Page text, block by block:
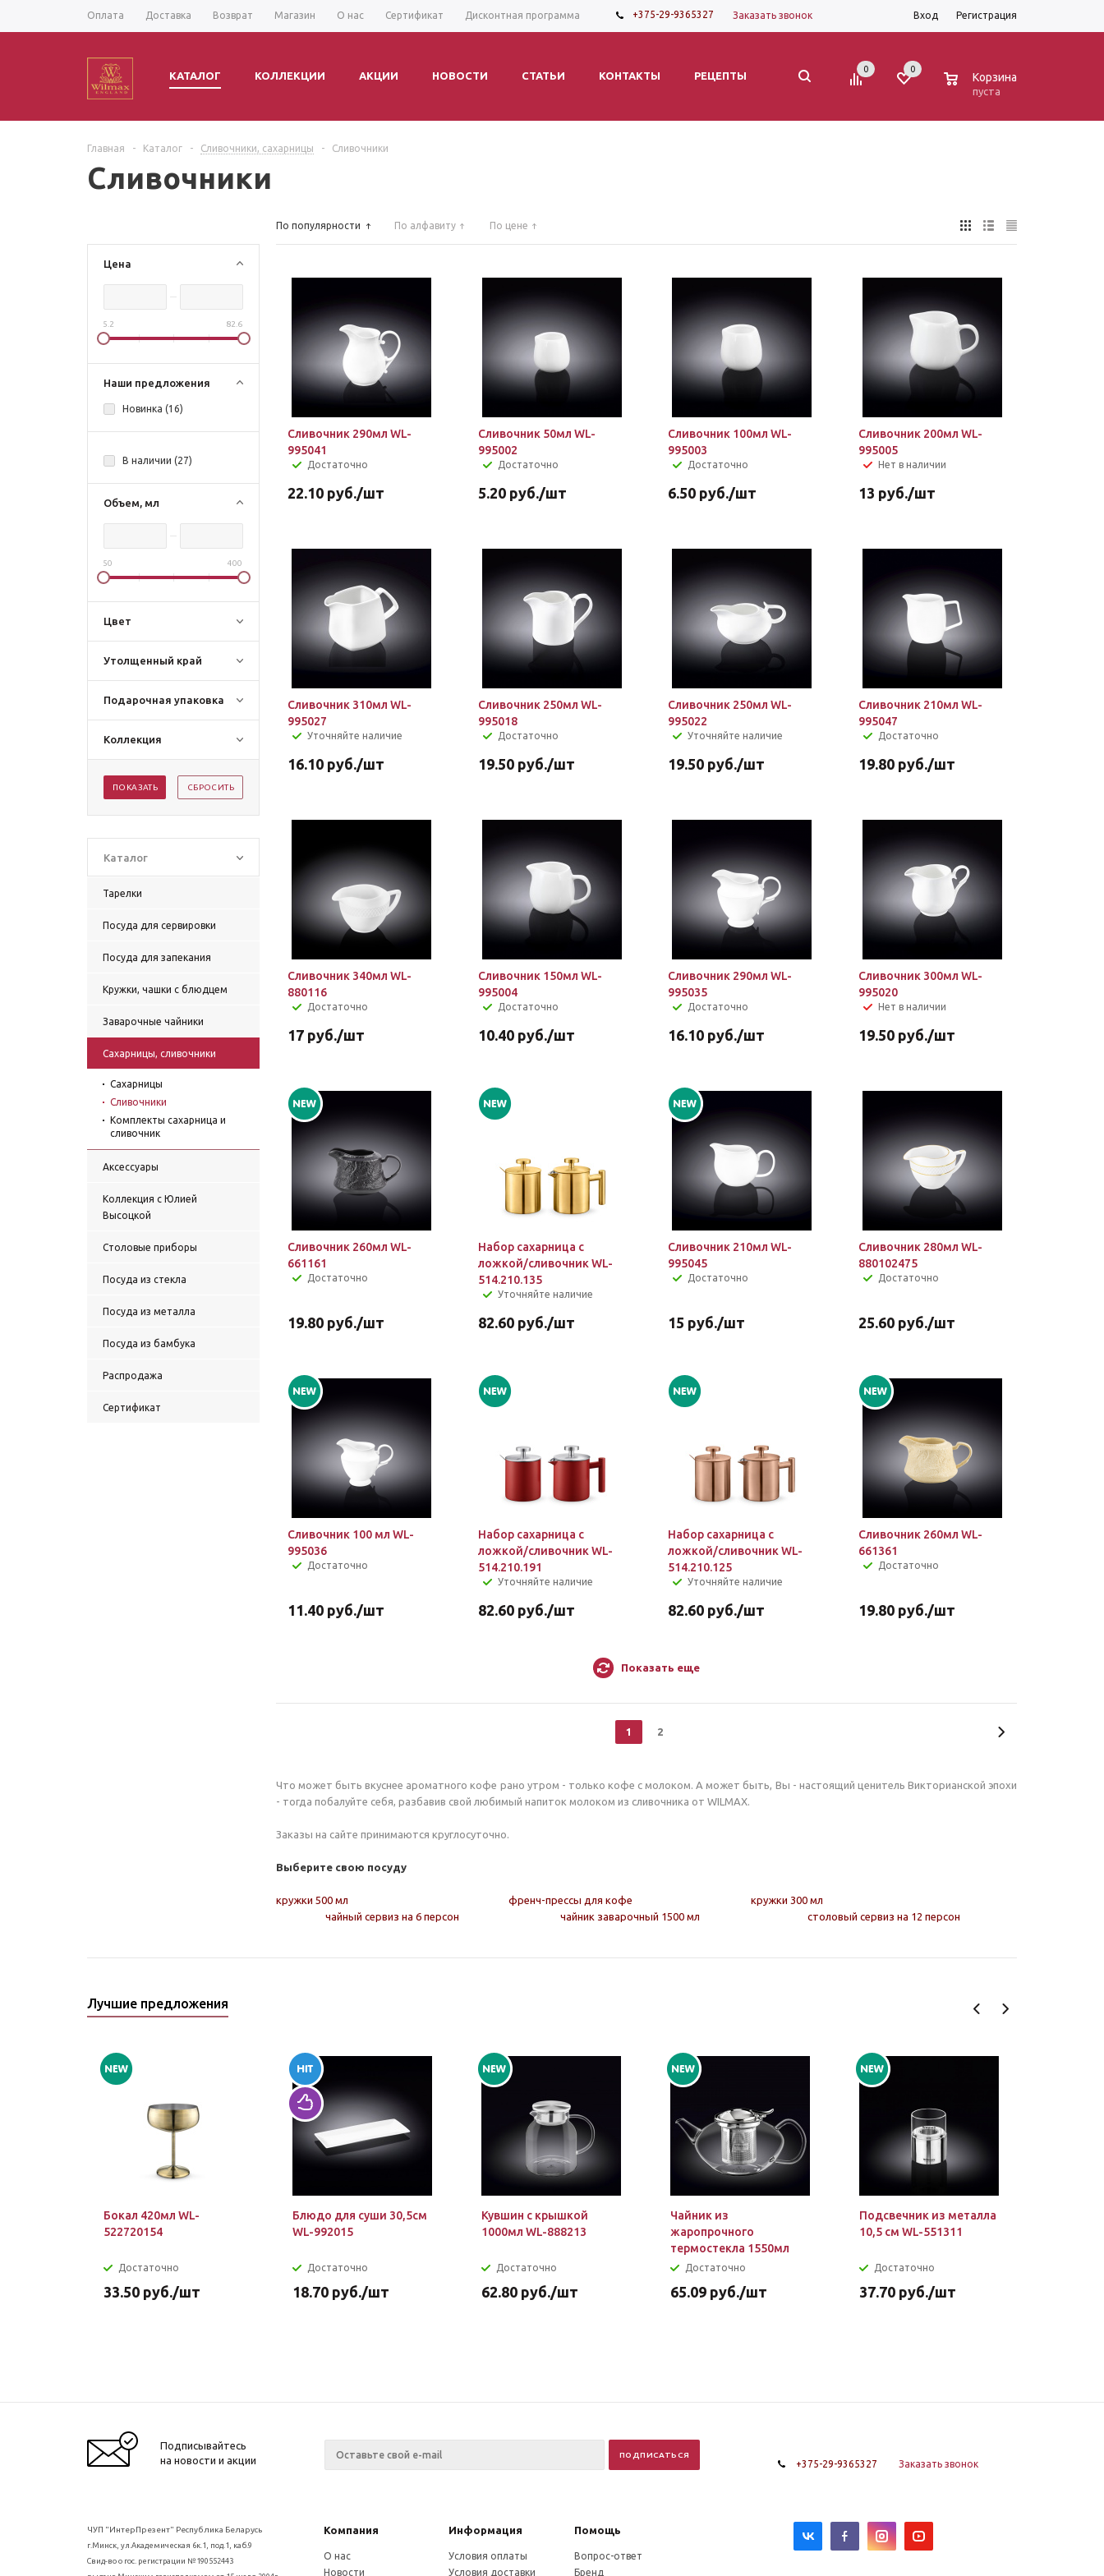
Оплата Доставка Возврат Магазин О нас Сертификат Дисконтная программа +375-29-9365327 Заказать звонок Вход Регистрация
КАТАЛОГ КОЛЛЕКЦИИ АКЦИИ НОВОСТИ СТАТЬИ КОНТАКТЫ РЕЦЕПТЫ
0 0
Корзина
пуста
Главная - Каталог - Сливочники, сахарницы - Сливочники
Сливочники
Цена
5.2 82.6
Наши предложения
Новинка (16)
В наличии (27)
Объем, мл
50 400
Цвет
Утолщенный край
Подарочная упаковка
Коллекция
ПОКАЗАТЬ СБРОСИТЬ
Каталог
Тарелки
Посуда для сервировки
Посуда для запекания
Кружки, чашки с блюдцем
Заварочные чайники
Сахарницы, сливочники
Сахарницы
Сливочники
Комплекты сахарница и
сливочник
Аксессуары
Коллекция с Юлией
Высоцкой
Столовые приборы
Посуда из стекла
Посуда из металла
Посуда из бамбука
Распродажа
Сертификат
По популярности По алфавиту По цене
Сливочник 290мл WL-
995041
Достаточно
22.10 руб./шт
Сливочник 50мл WL-
995002
Достаточно
5.20руб./шт
Сливочник 100мл WL-
995003
Достаточно
6.50 руб./шт
Сливочник 200мл WL-
995005
Нет в наличии
13 руб./шт
Сливочник 310мл WL-
995027
Уточняйте наличие
16.10 руб./шт
Сливочник 250мл WL-
995018
Достаточно
19.50руб./шт
Сливочник 250мл WL-
995022
Уточняйте наличие
19.50 руб./шт
Сливочник 210мл WL-
995047
Достаточно
19.80руб./шт
Сливочник 340мл WL-
880116
Достаточно
17 руб./шт
Сливочник 150мл WL-
995004
Достаточно
10.40руб./шт
Сливочник 290мл WL-
995035
Достаточно
16.10 руб./шт
Сливочник 300мл WL-
995020
Нет в наличии
19.50руб./шт
Сливочник 260мл WL-
661161
Достаточно
19.80 руб./шт
Набор сахарница с
ложкой/сливочник WL-
514.210.135
Уточняйте наличие
82.60руб./шт
Сливочник 210мл WL-
995045
Достаточно
15 руб./шт
Сливочник 280мл WL-
880102475
Достаточно
25.60руб./шт
Сливочник 100 мл WL-
995036
Достаточно
11.40 руб./шт
Набор сахарница с
ложкой/сливочник WL-
514.210.191
Уточняйте наличие
82.60руб./шт
Набор сахарница с
ложкой/сливочник WL-
514.210.125
Уточняйте наличие
82.60 руб./шт
Сливочник 260мл WL-
661361
Достаточно
19.80руб./шт
Показать еще
1 2
Что может быть вкуснее ароматного кофе рано утром - только кофе с молоком. А может быть, Вы - настоящий ценитель Викторианской эпохи
- тогда побалуйте себя, разбавив свой любимый напиток молоком из сливочника от WILMAX.
Заказы на сайте принимаются круглосуточно.
Выберите свою посуду
кружки 500 мл френч-прессы для кофе
кружки 300 мл
чайный сервиз на 6 персон
чайник заварочный 1500 мл столовый сервиз на 12 персон
Лучшие предложения
Бокал 420мл WL-
522720154
Достаточно
33.50 руб./шт
Блюдо для суши 30,5см
WL-992015
Достаточно
18.70 руб./шт
Кувшин с крышкой
1000мл WL-888213
Достаточно
62.80 руб./шт
Чайник из
жаропрочного
термостекла 1550мл
WL-888806
Достаточно
65.09 руб./шт
Подсвечник из металла
10,5 см WL-551311
Достаточно
37.70 руб./шт
Подписывайтесь
на новости и акции
+375-29-9365327 Заказать звонок
ЧУП "ИнтерПрезент" Республика Беларусь
г.Минск, ул.Академическая 6к.1, под.1, каб.9
Свид-во о гос. регистрации №190552443
Компания Информация Помощь
О нас
Новости
Условия оплаты
Условия доставки
Вопрос-ответ
Бренд